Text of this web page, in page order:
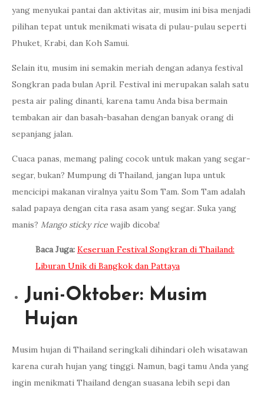
yang menyukai pantai dan aktivitas air, musim ini bisa menjadi
pilihan tepat untuk menikmati wisata di pulau-pulau seperti
Phuket, Krabi, dan Koh Samui.
Selain itu, musim ini semakin meriah dengan adanya festival
Songkran pada bulan April. Festival ini merupakan salah satu
pesta air paling dinanti, karena tamu Anda bisa bermain
tembakan air dan basah-basahan dengan banyak orang di
sepanjang jalan.
Cuaca panas, memang paling cocok untuk makan yang segar-
segar, bukan? Mumpung di Thailand, jangan lupa untuk
mencicipi makanan viralnya yaitu Som Tam. Som Tam adalah
salad papaya dengan cita rasa asam yang segar. Suka yang
manis? Mango sticky rice wajib dicoba!
Baca Juga: Keseruan Festival Songkran di Thailand:
Liburan Unik di Bangkok dan Pattaya
Juni-Oktober: Musim
Hujan
Musim hujan di Thailand seringkali dihindari oleh wisatawan
karena curah hujan yang tinggi. Namun, bagi tamu Anda yang
ingin menikmati Thailand dengan suasana lebih sepi dan